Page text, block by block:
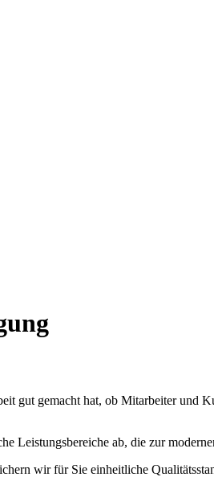
gut gemacht hat, ob Mitarbeiter
Leistungsbereiche ab, die zur
wir für Sie einheitliche